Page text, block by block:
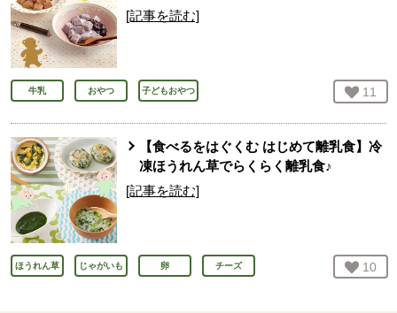
[記事を読む]
牛乳 おやつ 子どもおやつ お気
11
【食べるをはぐくむ はじめて離乳食】冷
凍ほうれん草でらくらく離乳食♪
[記事を読む]
ほうれん草 じゃがいも 卵 チーズ お気
10